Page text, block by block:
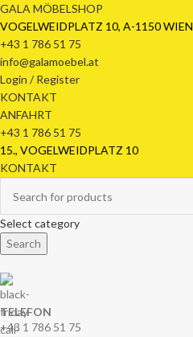
GALA MÖBELSHOP
VOGELWEIDPLATZ 10, A-1150 WIEN
+43 1 786 51 75
info@galamoebel.at
Login / Register
KONTAKT
ANFAHRT
+43 1 786 51 75
15., VOGELWEIDPLATZ 10
KONTAKT
Select category
Search
TELEFON
+43 1 786 51 75